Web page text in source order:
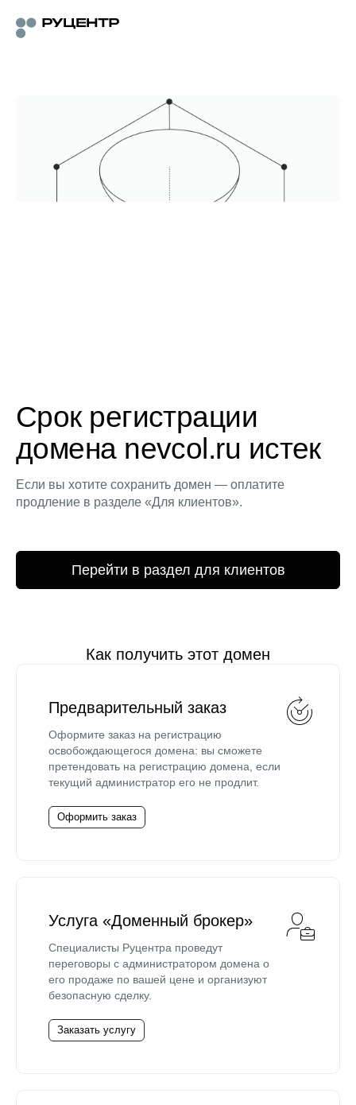
Срок регистрации
домена nevcol.ru истек
Если вы хотите сохранить домен — оплатите
продление в разделе «Для клиентов».
Перейти в раздел для клиентов
Как получить этот домен
Предварительный заказ
Оформите заказ на регистрацию
освобождающегося домена: вы сможете
претендовать на регистрацию домена, если
текущий администратор его не продлит.
Оформить заказ
Услуга «Доменный брокер»
Специалисты Руцентра проведут
переговоры с администратором домена о
его продаже по вашей цене и организуют
безопасную сделку.
Заказать услугу